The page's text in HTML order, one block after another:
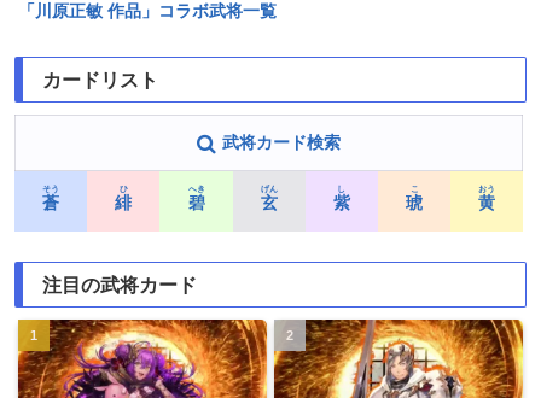
「川原正敏 作品」コラボ武将一覧
カードリスト
武将カード検索
蒼
そう
緋
ひ
碧
へき
玄
げん
紫
し
琥
こ
黄
おう
注目の武将カード